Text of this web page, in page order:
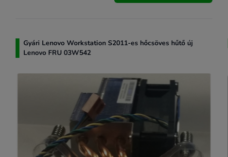
Gyári Lenovo Workstation S2011-es hőcsöves hűtő új
Lenovo FRU 03W542